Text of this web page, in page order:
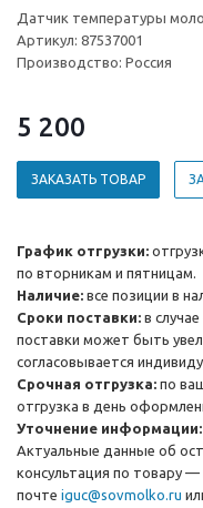
Датчик температуры
Артикул: 87537001
Производство: Россия
5 200
ЗАКАЗАТЬ ТОВАР
График отгрузки:
по вторникам и пятницам.
Наличие: все позиции в
Сроки поставки: в
поставки может быть
согласовывается
Срочная отгрузка: по
отгрузка в день
Уточнение информации:
Актуальные данные об
консультация по товару
почте iguc@sovmolko.ru